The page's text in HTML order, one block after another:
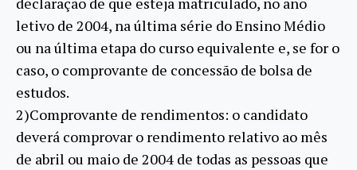
letivo de 2004, na última série do Ensino Médio
ou na última etapa do curso equivalente e, se for o
caso, o comprovante de concessão de bolsa de
estudos.
2)Comprovante de rendimentos: o candidato
deverá comprovar o rendimento relativo ao mês
de abril ou maio de 2004 de todas as pessoas que